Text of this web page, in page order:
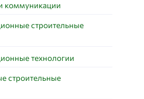
коммуникации
строительные
технологии
строительные